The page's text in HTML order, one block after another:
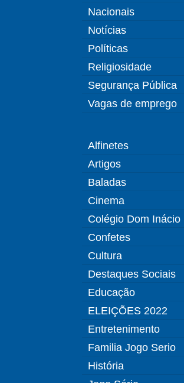
Nacionais
Notícias
Políticas
Religiosidade
Segurança Pública
Vagas de emprego
Alfinetes
Artigos
Baladas
Cinema
Colégio Dom Inácio
Confetes
Cultura
Destaques Sociais
Educação
ELEIÇÕES 2022
Entretenimento
Familia Jogo Serio
História